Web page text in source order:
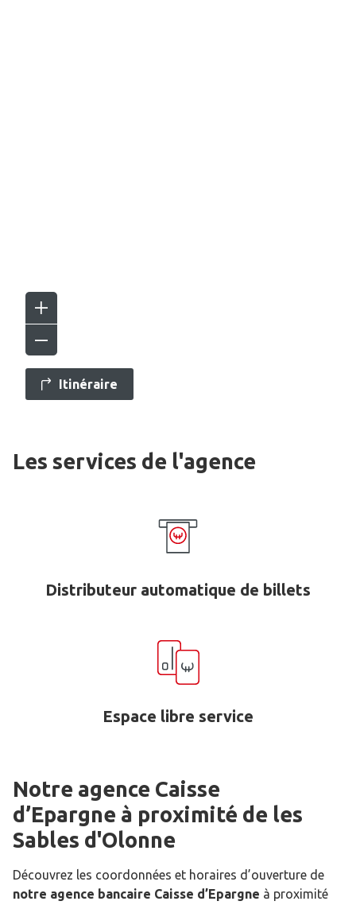
Itinéraire
Les services de l'agence
Distributeur automatique de billets
Espace libre service
Notre agence Caisse
d’Epargne à proximité de les
Sables d'Olonne
Découvrez les coordonnées et horaires d’ouverture de
notre agence bancaire Caisse d’Epargne à proximité